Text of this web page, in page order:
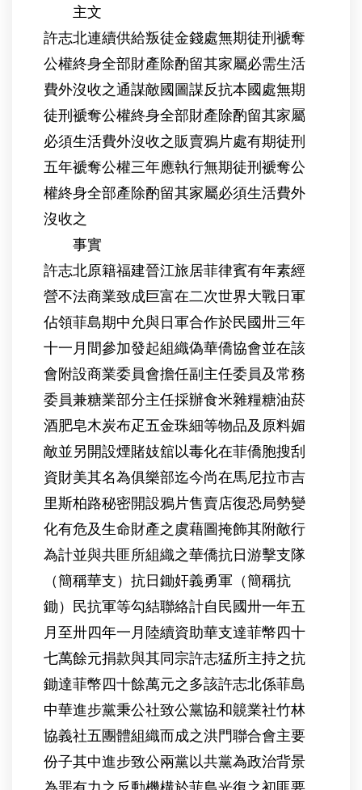
主文
許志北連續供給叛徒金錢處無期徒刑褫奪
公權終身全部財產除酌留其家屬必需生活
費外沒收之通謀敵國圖謀反抗本國處無期
徒刑褫奪公權終身全部財產除酌留其家屬
必須生活費外沒收之販賣鴉片處有期徒刑
五年褫奪公權三年應執行無期徒刑褫奪公
權終身全部產除酌留其家屬必須生活費外
沒收之
事實
許志北原籍福建晉江旅居菲律賓有年素經
營不法商業致成巨富在二次世界大戰日軍
佔領菲島期中允與日軍合作於民國卅三年
十一月間參加發起組織偽華僑協會並在該
會附設商業委員會擔任副主任委員及常務
委員兼糖業部分主任採辦食米雜糧糖油菸
酒肥皂木炭布疋五金珠細等物品及原料媚
敵並另開設煙賭妓舘以毒化在菲僑胞搜刮
資財美其名為俱樂部迄今尚在馬尼拉市吉
里斯柏路秘密開設鴉片售賣店復恐局勢變
化有危及生命財產之虞藉圖掩飾其附敵行
為計並與共匪所組織之華僑抗日游擊支隊
（簡稱華支）抗日鋤奸義勇軍（簡稱抗
鋤）民抗軍等勾結聯絡計自民國卅一年五
月至卅四年一月陸續資助華支達菲幣四十
七萬餘元捐款與其同宗許志猛所主持之抗
鋤達菲幣四十餘萬元之多該許志北係菲島
中華進步黨秉公社致公黨協和竸業社竹林
協義社五團體組織而成之洪門聯合會主要
份子其中進步致公兩黨以共黨為政治背景